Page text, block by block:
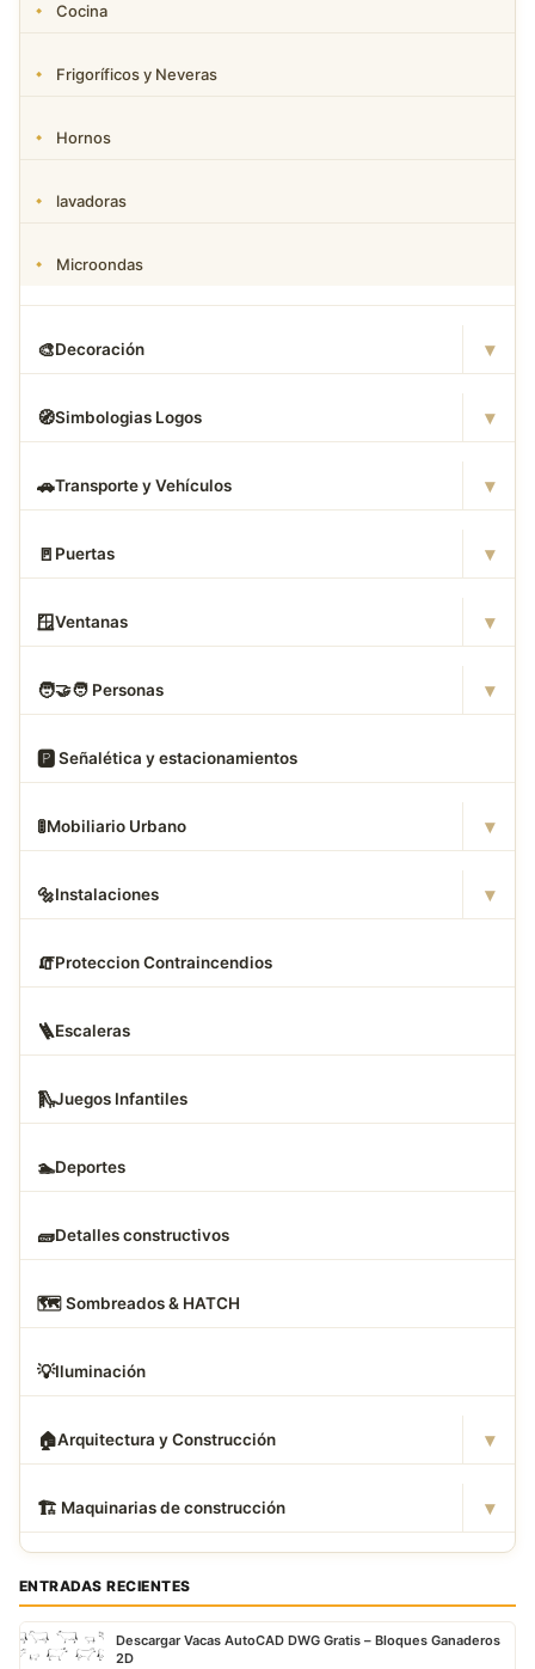
Cocina
Frigoríficos y Neveras
Hornos
lavadoras
Microondas
🎨Decoración ▾
🧭Simbologias Logos ▾
🚗Transporte y Vehículos ▾
🚪 Puertas ▾
🪟Ventanas ▾
🧑‍🤝‍🧑 Personas ▾
🅿️ Señalética y estacionamientos
🚦Mobiliario Urbano ▾
🔩Instalaciones ▾
🧯Proteccion Contraincendios
🪜Escaleras
🛝Juegos Infantiles
🏊Deportes
🧱Detalles constructivos
🗺️ Sombreados & HATCH
💡Iluminación
🏠Arquitectura y Construcción ▾
🏗 ️ Maquinarias de construcción ▾
ENTRADAS RECIENTES
Descargar Vacas AutoCAD DWG Gratis – Bloques Ganaderos
2D